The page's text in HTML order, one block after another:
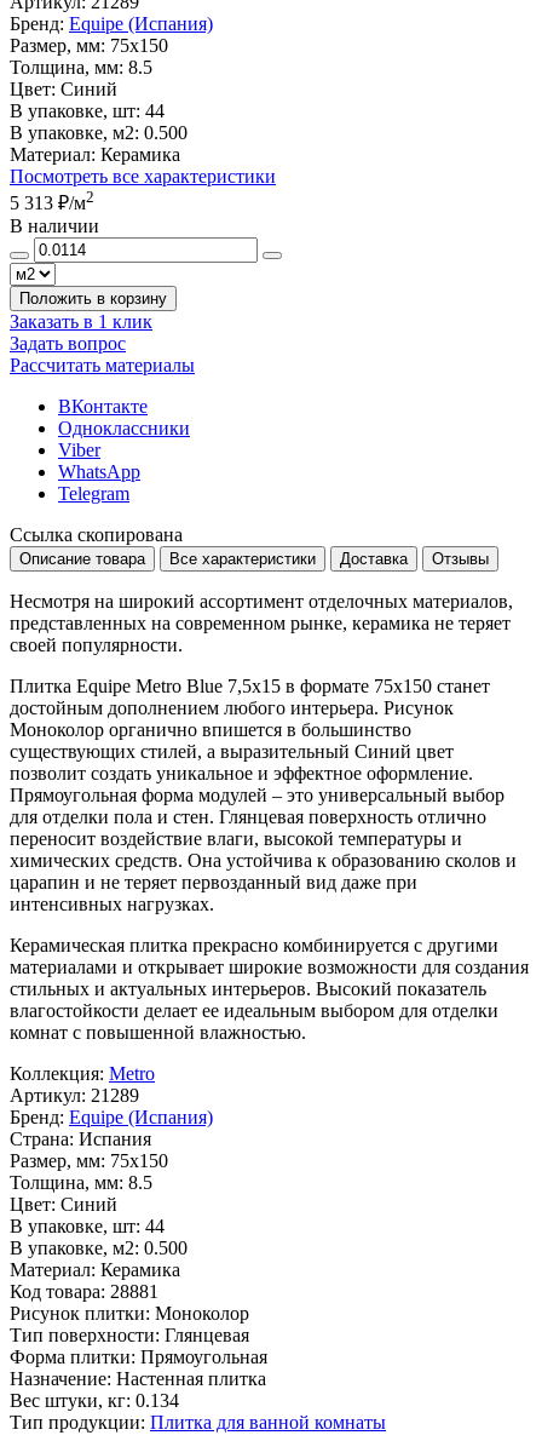
Бренд: Equipe (Испания)
Размер, мм: 75x150
Толщина, мм: 8.5
Цвет: Синий
В упаковке, шт: 44
В упаковке, м2: 0.500
Материал: Керамика
Посмотреть все характеристики
5 313 ₽/м2
В наличии
Положить в корзину
Заказать в 1 клик
Задать вопрос
Рассчитать материалы
ВКонтакте
Одноклассники
Viber
WhatsApp
Telegram
Ссылка скопирована
Описание товара Все характеристики Доставка Отзывы
Несмотря на широкий ассортимент отделочных материалов,
представленных на современном рынке, керамика не теряет
своей популярности.
Плитка Equipe Metro Blue 7,5x15 в формате 75x150 станет
достойным дополнением любого интерьера. Рисунок
Моноколор органично впишется в большинство
существующих стилей, а выразительный Синий цвет
позволит создать уникальное и эффектное оформление.
Прямоугольная форма модулей – это универсальный выбор
для отделки пола и стен. Глянцевая поверхность отлично
переносит воздействие влаги, высокой температуры и
химических средств. Она устойчива к образованию сколов и
царапин и не теряет первозданный вид даже при
интенсивных нагрузках.
Керамическая плитка прекрасно комбинируется с другими
материалами и открывает широкие возможности для создания
стильных и актуальных интерьеров. Высокий показатель
влагостойкости делает ее идеальным выбором для отделки
комнат с повышенной влажностью.
Коллекция: Metro
Артикул: 21289
Бренд: Equipe (Испания)
Страна: Испания
Размер, мм: 75x150
Толщина, мм: 8.5
Цвет: Синий
В упаковке, шт: 44
В упаковке, м2: 0.500
Материал: Керамика
Код товара: 28881
Рисунок плитки: Моноколор
Тип поверхности: Глянцевая
Форма плитки: Прямоугольная
Назначение: Настенная плитка
Вес штуки, кг: 0.134
Тип продукции: Плитка для ванной комнаты